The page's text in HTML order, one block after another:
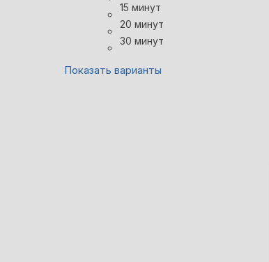
15 минут
20 минут
30 минут
Показать варианты